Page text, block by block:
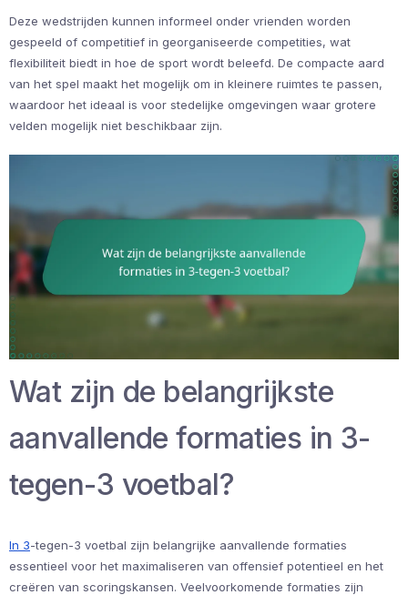
Deze wedstrijden kunnen informeel onder vrienden worden
gespeeld of competitief in georganiseerde competities, wat
flexibiliteit biedt in hoe de sport wordt beleefd. De compacte aard
van het spel maakt het mogelijk om in kleinere ruimtes te passen,
waardoor het ideaal is voor stedelijke omgevingen waar grotere
velden mogelijk niet beschikbaar zijn.
Wat zijn de belangrijkste
aanvallende formaties in 3-
tegen-3 voetbal?
In 3-tegen-3 voetbal zijn belangrijke aanvallende formaties
essentieel voor het maximaliseren van offensief potentieel en het
creëren van scoringskansen. Veelvoorkomende formaties zijn